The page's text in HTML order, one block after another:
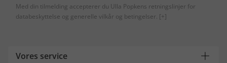
Med din tilmelding accepterer du Ulla Popkens retningslinjer for
databeskyttelse og generelle vilkår og betingelser. [+]
Vores service